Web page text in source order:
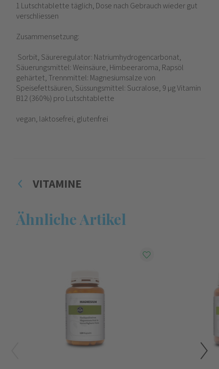
1 Lutschtablette täglich, Dose nach Gebrauch wieder gut
verschliessen
Zusammensetzung:
Sorbit, Säureregulator: Natriumhydrogencarbonat,
Säuerungsmittel: Weinsäure, Himbeeraroma, Rapsöl
gehärtet, Trennmittel: Magnesiumsalze von
Speisefettsäuren, Süssungsmittel: Sucralose, 9 µg Vitamin
B12 (360%) pro Lutschtablette
vegan, laktosefrei, glutenfrei
VITAMINE
Ähnliche Artikel